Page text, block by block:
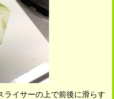
ライサーの上で前後に滑らす